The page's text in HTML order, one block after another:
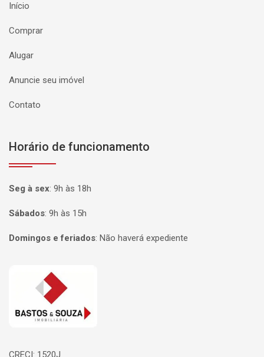
Início
Comprar
Alugar
Anuncie seu imóvel
Contato
Horário de funcionamento
Seg à sex: 9h às 18h
Sábados: 9h às 15h
Domingos e feriados: Não haverá expediente
Página inicial
CRECI: 1520J